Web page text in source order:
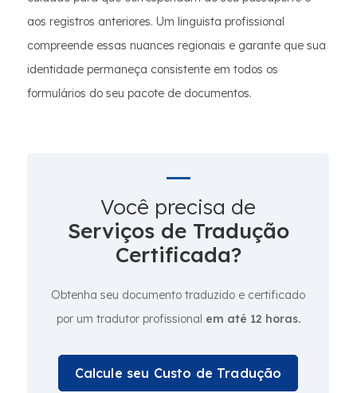
aos registros anteriores. Um linguista profissional
compreende essas nuances regionais e garante que sua
identidade permaneça consistente em todos os
formulários do seu pacote de documentos.
Você precisa de
Serviços de Tradução
Certificada?
Obtenha seu documento traduzido e certificado
por um tradutor profissional em até 12 horas.
Calcule seu Custo de Tradução